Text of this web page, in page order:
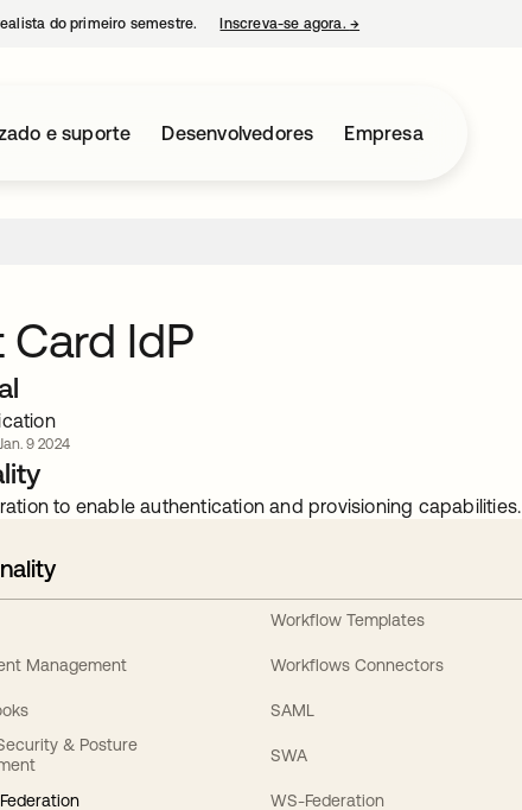
do primeiro semestre. Inscreva-se agora. →
e suporte Desenvolvedores Empresa
Card IdP
9 2024
to enable authentication and provisioning capabilities.
Management
& Posture
Workflow Templates
Workflows Connectors
SAML
SWA
WS-Federation